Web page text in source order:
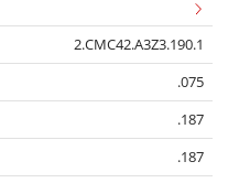
2.CMC42.A3Z3.190.1
.075
.187
.187